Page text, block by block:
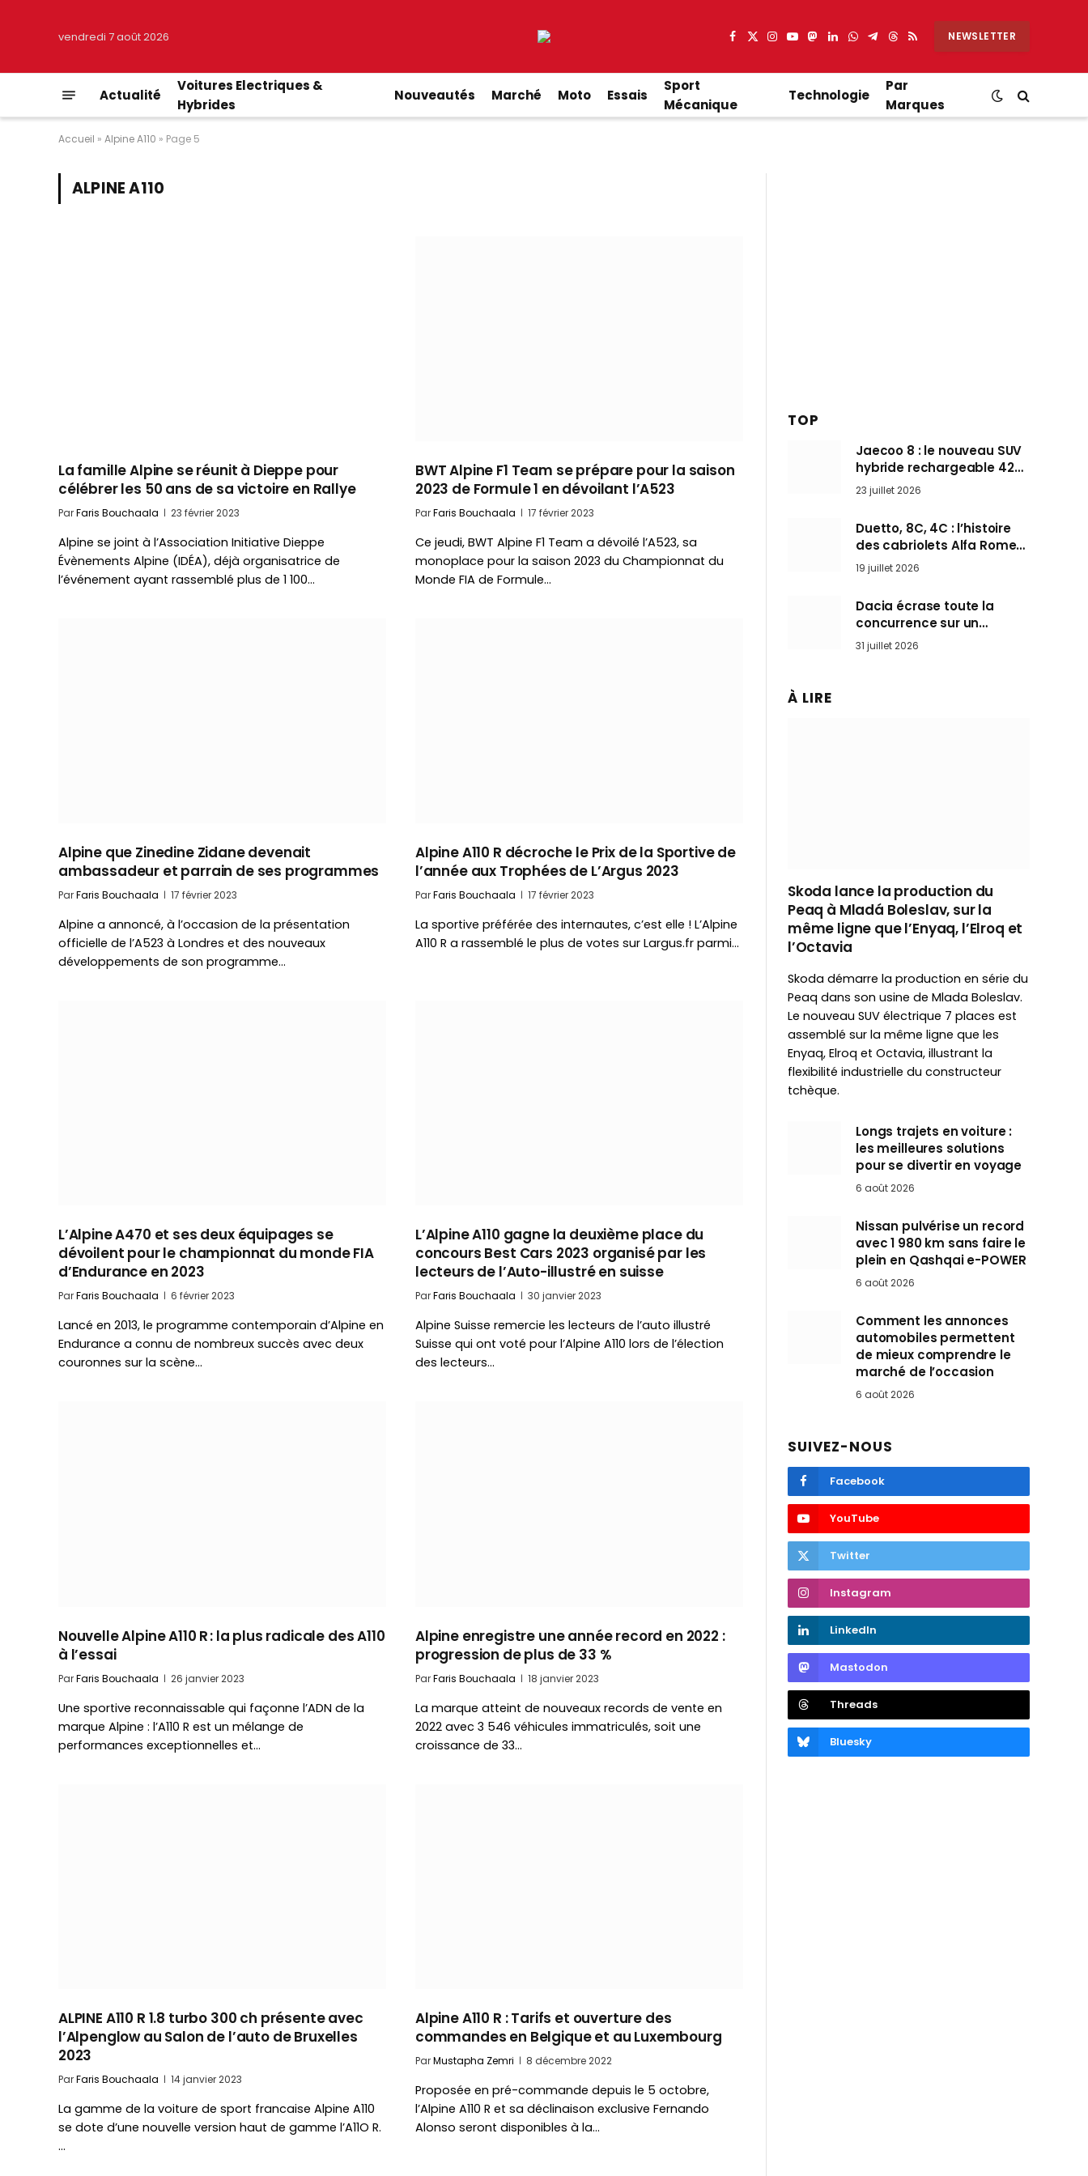
vendredi 7 août 2026 Facebook
X
Instagram
YouTube
Mastodon
LinkedIn
WhatsApp
Partager
Telegram
Threads
RSS NEWSLETTER
Actualité
Voitures Electriques &
Hybrides
Nouveautés Marché Moto Essais
Sport
Mécanique
Technologie
Par
Marques
Accueil » Alpine A110 » Page 5
ALPINE A110
La famille Alpine se réunit à Dieppe pour
célébrer les 50 ans de sa victoire en Rallye
ParFaris Bouchaala 23 février 2023
Alpine se joint à l’Association Initiative Dieppe
Évènements Alpine (IDÉA), déjà organisatrice de
l’événement ayant rassemblé plus de 1 100…
BWT Alpine F1 Team se prépare pour la saison
2023 de Formule 1 en dévoilant l’A523
ParFaris Bouchaala 17 février 2023
Ce jeudi, BWT Alpine F1 Team a dévoilé l’A523, sa
monoplace pour la saison 2023 du Championnat du
Monde FIA de Formule…
Alpine que Zinedine Zidane devenait
ambassadeur et parrain de ses programmes
ParFaris Bouchaala 17 février 2023
Alpine a annoncé, à l’occasion de la présentation
officielle de l’A523 à Londres et des nouveaux
développements de son programme…
Alpine A110 R décroche le Prix de la Sportive de
l’année aux Trophées de L’Argus 2023
ParFaris Bouchaala 17 février 2023
La sportive préférée des internautes, c’est elle ! L’Alpine
A110 R a rassemblé le plus de votes sur Largus.fr parmi…
L’Alpine A470 et ses deux équipages se
dévoilent pour le championnat du monde FIA
d’Endurance en 2023
ParFaris Bouchaala 6 février 2023
Lancé en 2013, le programme contemporain d’Alpine en
Endurance a connu de nombreux succès avec deux
couronnes sur la scène…
L’Alpine A110 gagne la deuxième place du
concours Best Cars 2023 organisé par les
lecteurs de l’Auto-illustré en suisse
ParFaris Bouchaala 30 janvier 2023
Alpine Suisse remercie les lecteurs de l’auto illustré
Suisse qui ont voté pour l’Alpine A110 lors de l’élection
des lecteurs…
Nouvelle Alpine A110 R : la plus radicale des A110
à l’essai
ParFaris Bouchaala 26 janvier 2023
Une sportive reconnaissable qui façonne l’ADN de la
marque Alpine : l’A110 R est un mélange de
performances exceptionnelles et…
Alpine enregistre une année record en 2022 :
progression de plus de 33 %
ParFaris Bouchaala 18 janvier 2023
La marque atteint de nouveaux records de vente en
2022 avec 3 546 véhicules immatriculés, soit une
croissance de 33…
ALPINE A110 R 1.8 turbo 300 ch présente avec
l’Alpenglow au Salon de l’auto de Bruxelles
2023
ParFaris Bouchaala 14 janvier 2023
La gamme de la voiture de sport francaise Alpine A110
se dote d’une nouvelle version haut de gamme l’A11O R.
…
Alpine A110 R : Tarifs et ouverture des
commandes en Belgique et au Luxembourg
ParMustapha Zemri 8 décembre 2022
Proposée en pré-commande depuis le 5 octobre,
l’Alpine A110 R et sa déclinaison exclusive Fernando
Alonso seront disponibles à la…
TOP
Jaecoo 8 : le nouveau SUV
hybride rechargeable 428
ch qui vise l’Audi Q7 arrive
en Europe cet automne
23 juillet 2026
Duetto, 8C, 4C : l’histoire
des cabriolets Alfa Romeo,
ces Spider qui ont défini
l’art de rouler cheveux au
vent
19 juillet 2026
Dacia écrase toute la
concurrence sur un
marché où personne ne
l’attendait
31 juillet 2026
À LIRE
Skoda lance la production du
Peaq à Mladá Boleslav, sur la
même ligne que l’Enyaq, l’Elroq et
l’Octavia
Skoda démarre la production en série du
Peaq dans son usine de Mlada Boleslav.
Le nouveau SUV électrique 7 places est
assemblé sur la même ligne que les
Enyaq, Elroq et Octavia, illustrant la
flexibilité industrielle du constructeur
tchèque.
Longs trajets en voiture :
les meilleures solutions
pour se divertir en voyage
6 août 2026
Nissan pulvérise un record
avec 1 980 km sans faire le
plein en Qashqai e-POWER
6 août 2026
Comment les annonces
automobiles permettent
de mieux comprendre le
marché de l’occasion
6 août 2026
SUIVEZ-NOUS
Facebook
YouTube
Twitter
Instagram
LinkedIn
Mastodon
Threads
Bluesky